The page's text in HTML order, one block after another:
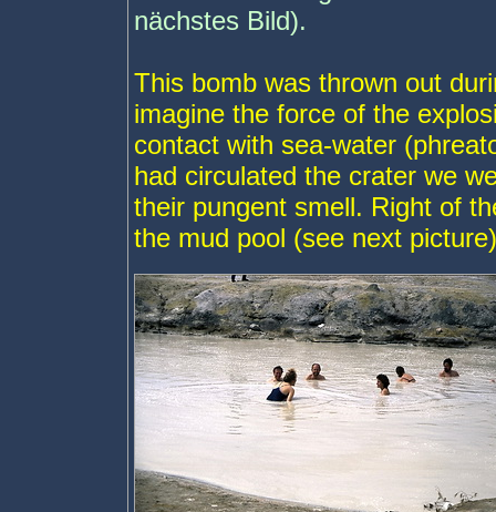
nächstes Bild).
This bomb was thrown out
imagine the force of the
contact with sea-water
had circulated the crater we
their pungent smell. Right of
the mud pool (see next